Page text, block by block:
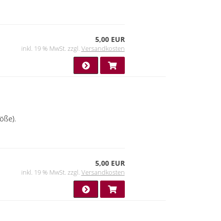
5,00 EUR
inkl. 19 % MwSt. zzgl. Versandkosten
5,00 EUR
inkl. 19 % MwSt. zzgl. Versandkosten